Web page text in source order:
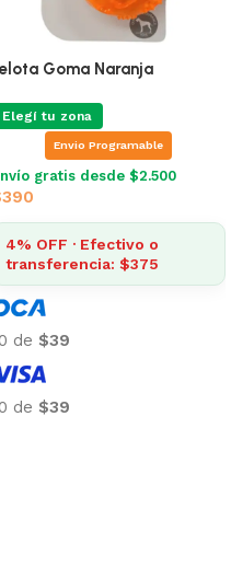
Goma Naranja
Elegí tu zona
Envio Programable
gratis desde $2.500
390
4% OFF · Efectivo o
transferencia: $375
de $39
de $39